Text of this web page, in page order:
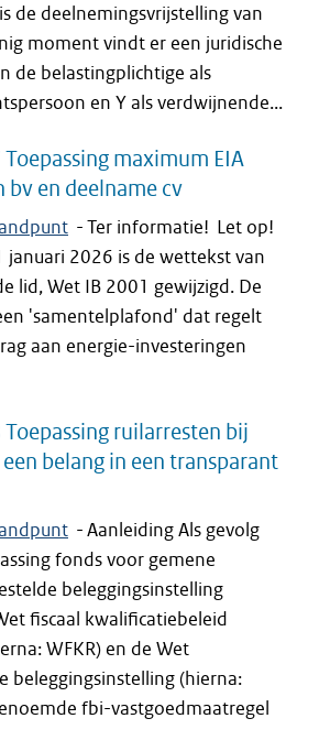
de deelnemingsvrijstelling van
moment vindt er een juridische
de belastingplichtige als
en Y als verdwijnende...
maximum EIA
bv en deelname cv
-Ter informatie! Let op!
januari 2026 is de wettekst van
lid, Wet IB 2001 gewijzigd. De
'samentelplafond' dat regelt
aan energie-investeringen
ruilarresten bij
belang in een transparant
-Aanleiding Als gevolg
fonds voor gemene
beleggingsinstelling
fiscaal kwalificatiebeleid
WFKR) en de Wet
beleggingsinstelling (hierna:
fbi-vastgoedmaatregel